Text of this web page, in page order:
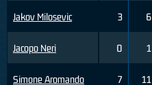
Jakov Milosevic
Jacopo Neri
Simone Aromando
3 6
0 1
7 11